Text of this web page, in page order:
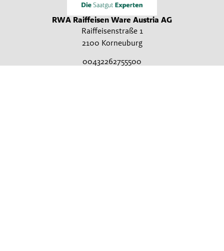
RWA Raiffeisen Ware Austria AG
Raiffeisenstraße 1
2100 Korneuburg
00432262755500